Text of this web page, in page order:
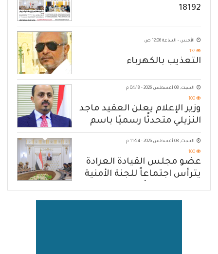
18192
الأمس - الساعة 12:06 ص
132
التعذيب بالكهرباء
السبت, 08 أغسطس 2026 - 04:18 م
100
وزير الإعلام يعلن العقيد ماجد
النزيلي متحدثًا رسميًا باسم
القوات المسلحة اليمنية
السبت, 08 أغسطس 2026 - 11:54 م
100
عضو مجلس القيادة العرادة
يترأس اجتماعاً للجنة الأمنية